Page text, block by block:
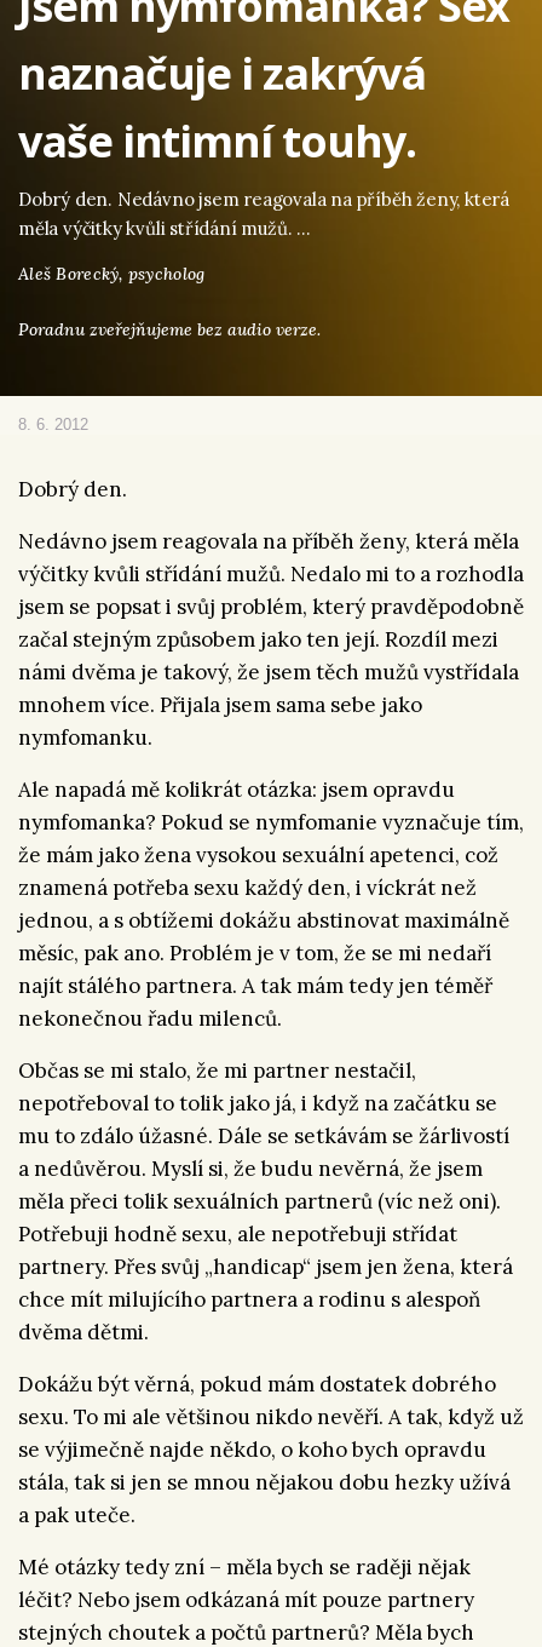
naznačuje i zakrývá
vaše intimní touhy.
Dobrý den. Nedávno jsem reagovala na příběh ženy, která
měla výčitky kvůli střídání mužů. …
Aleš Borecký, psycholog
Poradnu zveřejňujeme bez audio verze.
8. 6. 2012
Dobrý den.
Nedávno jsem reagovala na příběh ženy, která měla
výčitky kvůli střídání mužů. Nedalo mi to a rozhodla
jsem se popsat i svůj problém, který pravděpodobně
začal stejným způsobem jako ten její. Rozdíl mezi
námi dvěma je takový, že jsem těch mužů vystřídala
mnohem více. Přijala jsem sama sebe jako
nymfomanku.
Ale napadá mě kolikrát otázka: jsem opravdu
nymfomanka? Pokud se nymfomanie vyznačuje tím,
že mám jako žena vysokou sexuální apetenci, což
znamená potřeba sexu každý den, i víckrát než
jednou, a s obtížemi dokážu abstinovat maximálně
měsíc, pak ano. Problém je v tom, že se mi nedaří
najít stálého partnera. A tak mám tedy jen téměř
nekonečnou řadu milenců.
Občas se mi stalo, že mi partner nestačil,
nepotřeboval to tolik jako já, i když na začátku se
mu to zdálo úžasné. Dále se setkávám se žárlivostí
a nedůvěrou. Myslí si, že budu nevěrná, že jsem
měla přeci tolik sexuálních partnerů (víc než oni).
Potřebuji hodně sexu, ale nepotřebuji střídat
partnery. Přes svůj „handicap“ jsem jen žena, která
chce mít milujícího partnera a rodinu s alespoň
dvěma dětmi.
Dokážu být věrná, pokud mám dostatek dobrého
sexu. To mi ale většinou nikdo nevěří. A tak, když už
se výjimečně najde někdo, o koho bych opravdu
stála, tak si jen se mnou nějakou dobu hezky užívá
a pak uteče.
Mé otázky tedy zní – měla bych se raději nějak
léčit? Nebo jsem odkázaná mít pouze partnery
stejných choutek a počtů partnerů? Měla bych